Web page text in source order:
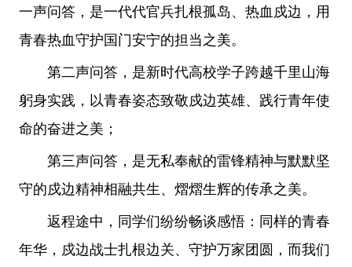
一声问答，是一代代官兵扎根孤岛、热血戍边，用
青春热血守护国门安宁的担当之美。
第二声问答，是新时代高校学子跨越千里山海
躬身实践，以青春姿态致敬戍边英雄、践行青年使
命的奋进之美；
第三声问答，是无私奉献的雷锋精神与默默坚
守的戍边精神相融共生、熠熠生辉的传承之美。
返程途中，同学们纷纷畅谈感悟：同样的青春
年华，戍边战士扎根边关、守护万家团圆，而我们